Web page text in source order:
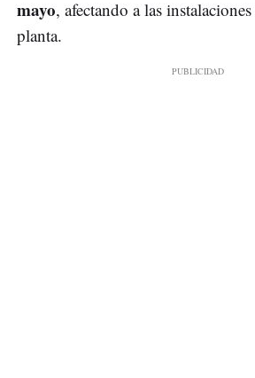
mayo, afectando a las
planta.